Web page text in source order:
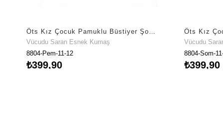
Öts Kız Çocuk Pamuklu Büstiyer Şort Pembe Meow Maksimum Hareket Özgürlüğü (8804-PEM)
Vücudu Saran Esnek Kumaş
8804-Pem-11-12
₺399,90
Vücudu
8804-Som-
₺399,90